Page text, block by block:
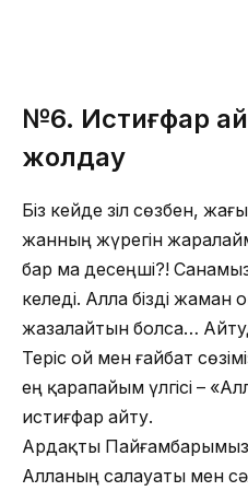
№6. Истиғфар
жолдау
Біз кейде зіл сөзбен,
жанның жүрегін
бар ма десеңші?!
келеді. Алла бізді
жазалайтын болса…
Теріс ой мен ғайбат
ең қарапайым үлгісі –
истиғфар айту.
Ардақты
Алланың салауаты мен